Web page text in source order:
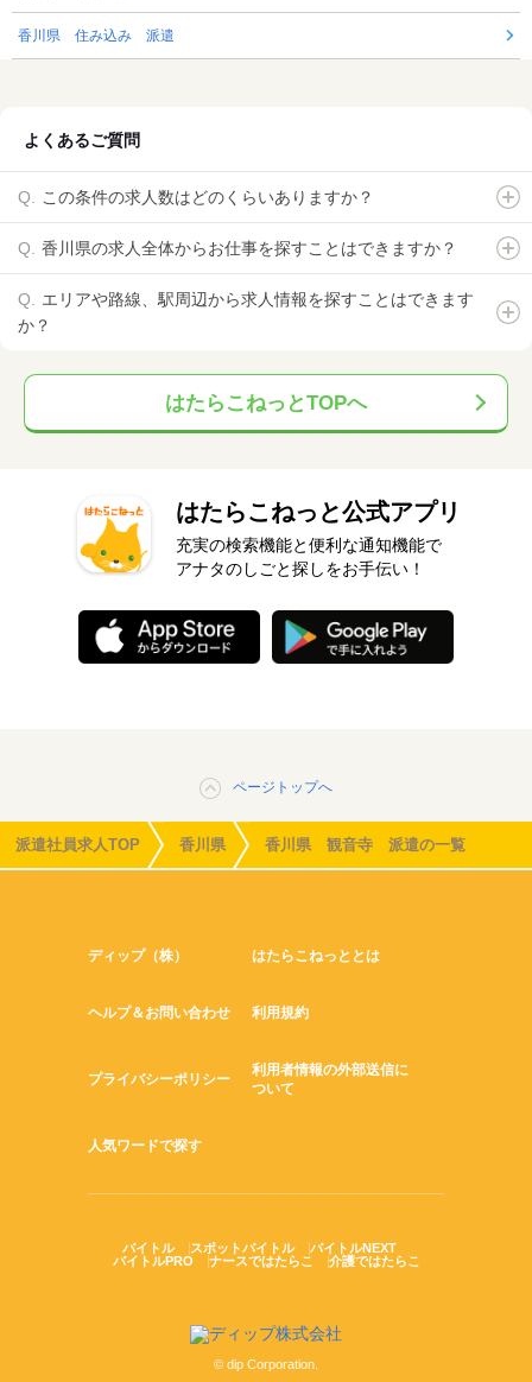
香川県 住み込み 派遣
よくあるご質問
この条件の求人数はどのくらいありますか？
香川県の求人全体からお仕事を探すことはできますか？
エリアや路線、駅周辺から求人情報を探すことはできます
か？
はたらこねっとTOPへ
はたらこねっと公式アプリ
充実の検索機能と便利な通知機能で
アナタのしごと探しをお手伝い！
ページトップへ
派遣社員求人TOP 香川県 香川県 観音寺 派遣の一覧
ディップ（株） はたらこねっととは
ヘルプ＆お問い合わせ 利用規約
プライバシーポリシー
利用者情報の外部送信に
ついて
人気ワードで探す
バイトル スポットバイトル
バイトルNEXT
バイトルPRO
ナースではたらこ 介護ではたらこ
© dip Corporation.